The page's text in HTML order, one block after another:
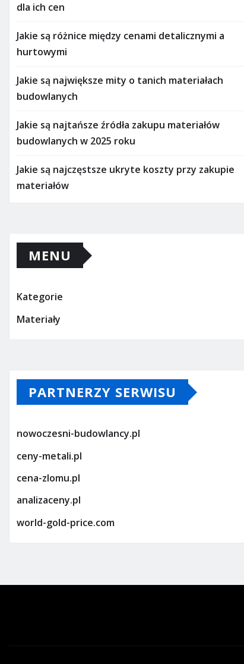
dla ich cen
Jakie są różnice między cenami detalicznymi a
hurtowymi
Jakie są największe mity o tanich materiałach
budowlanych
Jakie są najtańsze źródła zakupu materiałów
budowlanych w 2025 roku
Jakie są najczęstsze ukryte koszty przy zakupie
materiałów
MENU
Kategorie
Materiały
PARTNERZY SERWISU
nowoczesni-budowlancy.pl
ceny-metali.pl
cena-zlomu.pl
analizaceny.pl
world-gold-price.com